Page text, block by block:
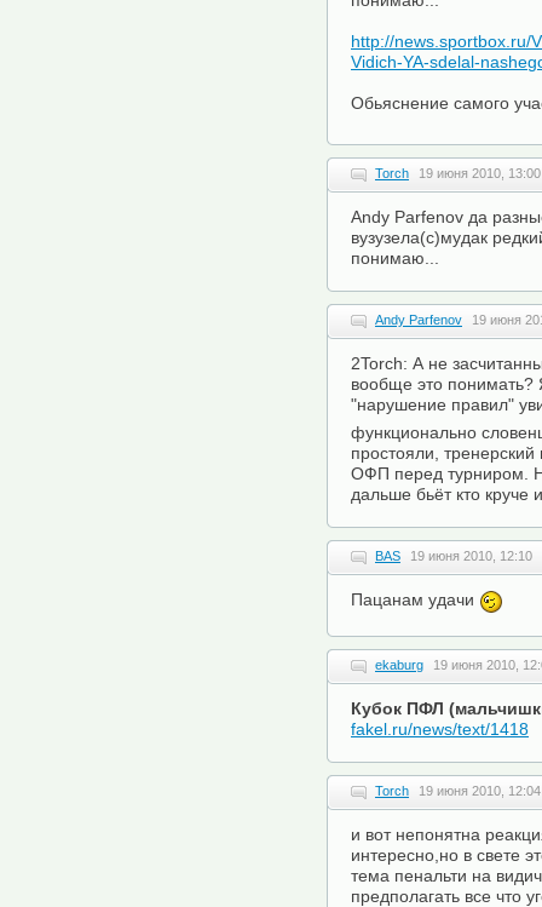
http://news.sportbox.ru/
Vidich-YA-sdelal-
Обьяснение самого
Torch 19 июня 2010, 13:00
Andy Parfenov да
вузузела(с)мудак
понимаю...
Andy Parfenov 19 июня
2Torch: А не
вообще это понимать?
"нарушение правил"
функционально
простояли,
ОФП перед турниром.
дальше бьёт кто круче
BAS 19 июня 2010, 12:10
Пацанам удачи
ekaburg 19 июня 2010,
Кубок ПФЛ
fakel.ru/news/text/1418
Torch 19 июня 2010, 12:04
и вот непонятна
интересно,но в свете
тема пенальти на
предполагать все что